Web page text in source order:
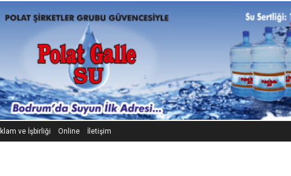
ve İşbirliği Online İletişim